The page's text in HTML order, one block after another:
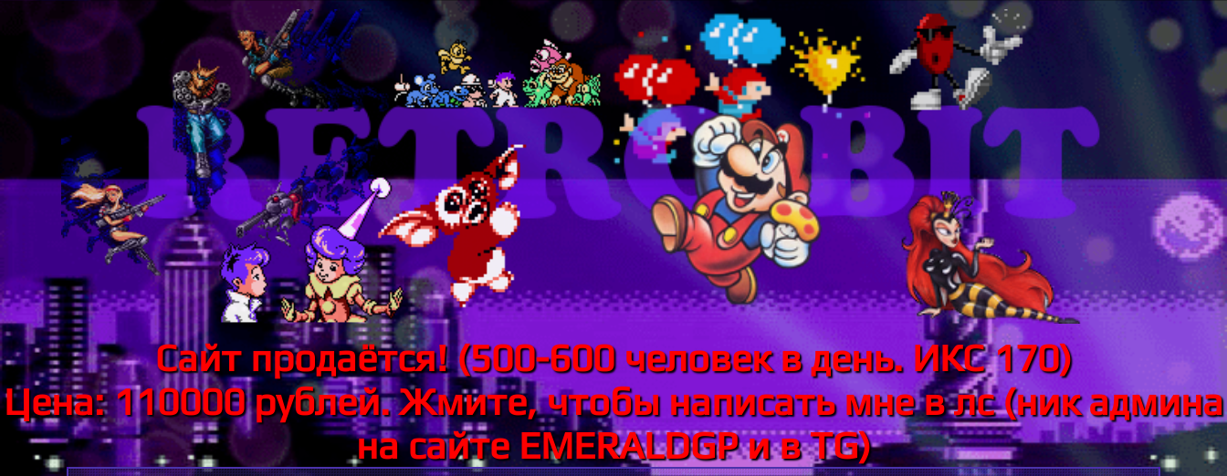
Сайт продаётся! (500-600 человек в день. ИКС 170)
Цена: 110000 рублей. Жмите, чтобы написать мне в лс (ник админа
на сайте EMERALDGP и в TG)